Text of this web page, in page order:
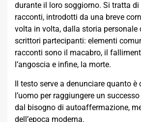
durante il loro soggiorno. Si tratta di
racconti, introdotti da una breve
volta in volta, dalla storia personale
scrittori partecipanti: elementi
racconti sono il macabro, il
l’angoscia e infine, la morte.
Il testo serve a denunciare quanto
l’uomo per raggiungere un
dal bisogno di autoaffermazione,
dell’epoca moderna.